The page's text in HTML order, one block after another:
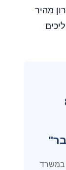
פתרון מהיר
במשרד